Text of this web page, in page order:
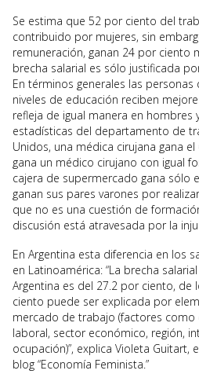
Se estima que 52 por ciento del
contribuido por mujeres, sin
remuneración, ganan 24 por ciento
brecha salarial es sólo justificada
En términos generales las
niveles de educación reciben
refleja de igual manera en hombres
estadísticas del departamento de
Unidos, una médica cirujana gana
gana un médico cirujano con igual
cajera de supermercado gana sólo
ganan sus pares varones por
que no es una cuestión de
discusión está atravesada por la
En Argentina esta diferencia en los
en Latinoamérica: “La brecha
Argentina es del 27.2 por ciento, de
ciento puede ser explicada por
mercado de trabajo (factores como
laboral, sector económico, región,
ocupación)”, explica Violeta Guitart,
blog “Economía Feminista.”